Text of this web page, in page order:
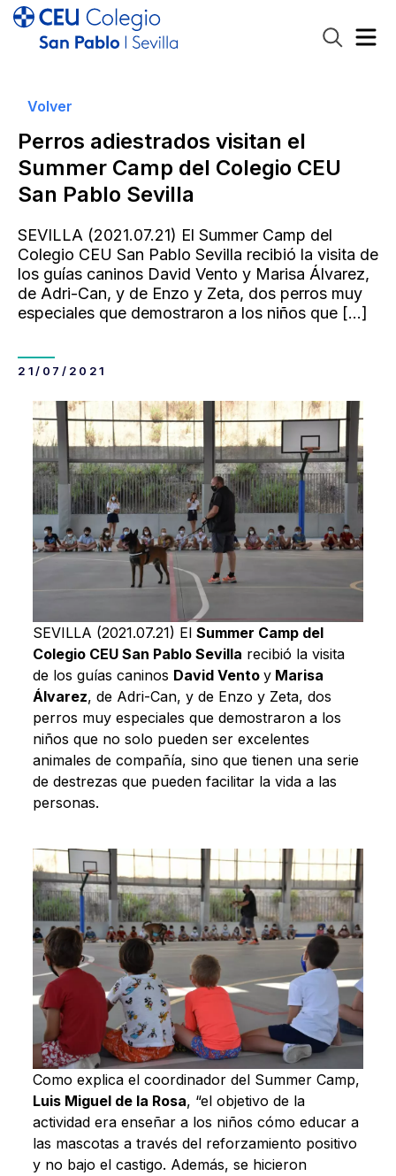
Volver
Perros adiestrados visitan el
Summer Camp del Colegio CEU
San Pablo Sevilla
SEVILLA (2021.07.21) El Summer Camp del
Colegio CEU San Pablo Sevilla recibió la visita de
los guías caninos David Vento y Marisa Álvarez,
de Adri-Can, y de Enzo y Zeta, dos perros muy
especiales que demostraron a los niños que […]
21/07/2021
SEVILLA (2021.07.21) El Summer Camp del
Colegio CEU San Pablo Sevilla recibió la visita
de los guías caninos David Vento yMarisa
Álvarez, de Adri-Can, y de Enzo y Zeta, dos
perros muy especiales que demostraron a los
niños que no solo pueden ser excelentes
animales de compañía, sino que tienen una serie
de destrezas que pueden facilitar la vida a las
personas.
Como explica el coordinador del Summer Camp,
Luis Miguel de la Rosa, “el objetivo de la
actividad era enseñar a los niños cómo educar a
las mascotas a través del reforzamiento positivo
y no bajo el castigo. Además, se hicieron